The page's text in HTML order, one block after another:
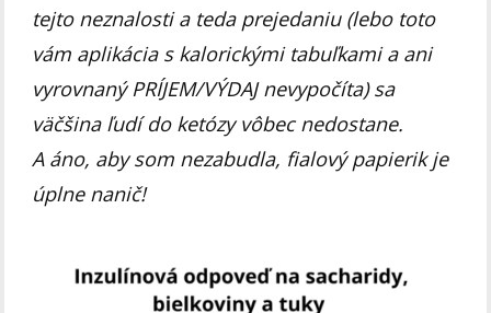
tejto neznalosti a teda prejedaniu (lebo toto
vám aplikácia s kalorickými tabuľkami a ani
vyrovnaný PRÍJEM/VÝDAJ nevypočíta) sa
väčšina ľudí do ketózy vôbec nedostane.
A áno, aby som nezabudla, fialový papierik je
úplne nanič!